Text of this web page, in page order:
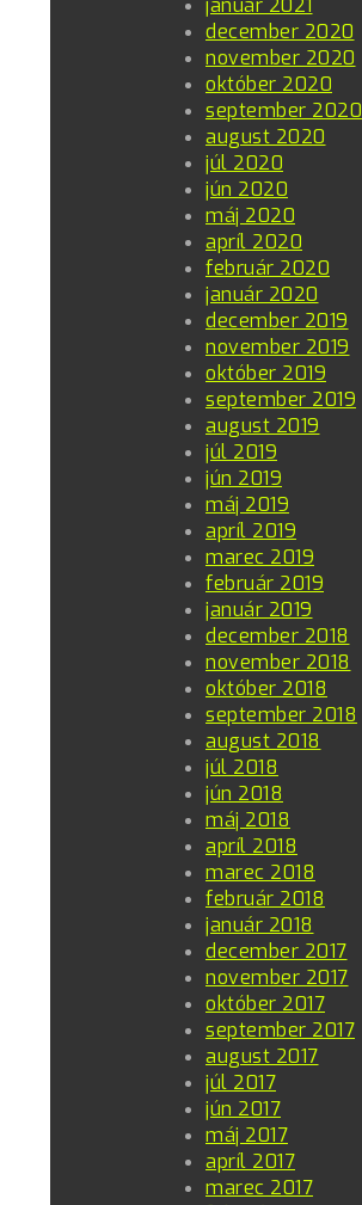
január 2021
december 2020
november 2020
október 2020
september 2020
august 2020
júl 2020
jún 2020
máj 2020
apríl 2020
február 2020
január 2020
december 2019
november 2019
október 2019
september 2019
august 2019
júl 2019
jún 2019
máj 2019
apríl 2019
marec 2019
február 2019
január 2019
december 2018
november 2018
október 2018
september 2018
august 2018
júl 2018
jún 2018
máj 2018
apríl 2018
marec 2018
február 2018
január 2018
december 2017
november 2017
október 2017
september 2017
august 2017
júl 2017
jún 2017
máj 2017
apríl 2017
marec 2017